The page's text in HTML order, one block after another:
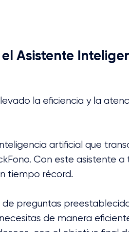
Asistente
la eficiencia y la
artificial que
Con este asistente
tiempo récord.
de preguntas
de manera